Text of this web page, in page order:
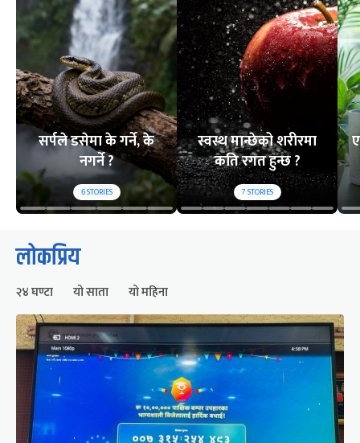
सर्पले डसेमा के गर्ने, के
नगर्ने ?
6STORIES
स्वस्थ मान्छेको शरीरमा
कति रगत हुन्छ ?
7STORIES
लोकप्रिय
२४ घण्टा यो साता यो महिना